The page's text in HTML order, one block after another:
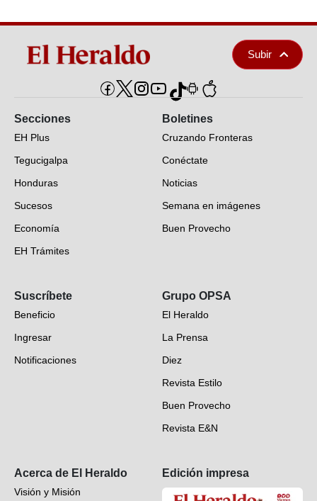
Subir
Secciones
EH Plus
Tegucigalpa
Honduras
Sucesos
Economía
EH Trámites
EH Verifica
Fotogalerías
Deportes
Videos
Boletines
Cruzando Fronteras
Conéctate
Noticias
Semana en imágenes
Buen Provecho
Suscríbete
Beneficio
Ingresar
Notificaciones
Grupo OPSA
El Heraldo
La Prensa
Diez
Revista Estilo
Buen Provecho
Revista E&N
Acerca de El Heraldo
Visión y Misión
Edición impresa